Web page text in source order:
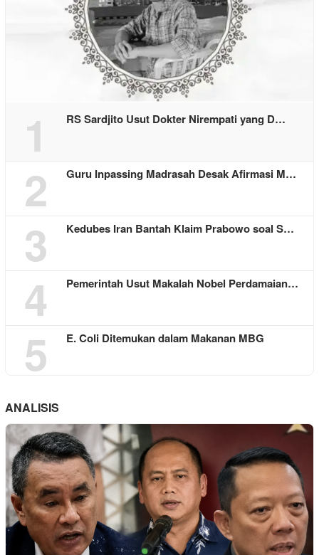
1 RS Sardjito Usut Dokter Nirempati yang D…
2 Guru Inpassing Madrasah Desak Afirmasi M…
3 Kedubes Iran Bantah Klaim Prabowo soal S…
4 Pemerintah Usut Makalah Nobel Perdamaian…
5 E. Coli Ditemukan dalam Makanan MBG
ANALISIS